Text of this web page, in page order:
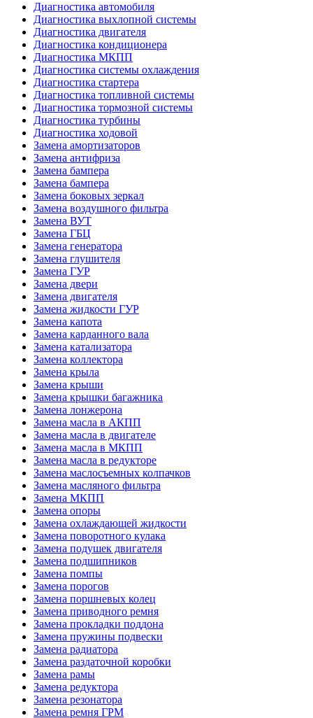
Диагностика автомобиля
Диагностика выхлопной системы
Диагностика двигателя
Диагностика кондиционера
Диагностика МКПП
Диагностика системы охлаждения
Диагностика стартера
Диагностика топливной системы
Диагностика тормозной системы
Диагностика турбины
Диагностика ходовой
Замена амортизаторов
Замена антифриза
Замена бампера
Замена бампера
Замена боковых зеркал
Замена воздушного фильтра
Замена ВУТ
Замена ГБЦ
Замена генератора
Замена глушителя
Замена ГУР
Замена двери
Замена двигателя
Замена жидкости ГУР
Замена капота
Замена карданного вала
Замена катализатора
Замена коллектора
Замена крыла
Замена крыши
Замена крышки багажника
Замена лонжерона
Замена масла в АКПП
Замена масла в двигателе
Замена масла в МКПП
Замена масла в редукторе
Замена маслосъемных колпачков
Замена масляного фильтра
Замена МКПП
Замена опоры
Замена охлаждающей жидкости
Замена поворотного кулака
Замена подушек двигателя
Замена подшипников
Замена помпы
Замена порогов
Замена поршневых колец
Замена приводного ремня
Замена прокладки поддона
Замена пружины подвески
Замена радиатора
Замена раздаточной коробки
Замена рамы
Замена редуктора
Замена резонатора
Замена ремня ГРМ